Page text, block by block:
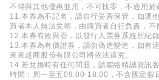
不得與其他優惠並用，不可找零，不適用於
11.本券為不記名，請自行妥善保管，如遭
買者本人無法兌領，由購買者自行負責，不
12.本券有效與否，以發行人票券系統所紀錄
13.本券為有價證券，請勿偽造變造，如有
來來超商股份有限公司將依法追究。
14.若兌換時有任何問題，請聯絡精誠資訊
時間：周一至五09:00-18:00，不含國定假